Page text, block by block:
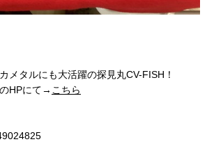
メタルにも大活躍の探見丸CV-FISH！
HPにて→ こちら